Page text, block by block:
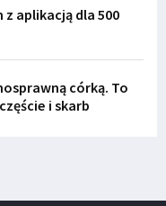
z aplikacją dla 500
córką. To
i skarb